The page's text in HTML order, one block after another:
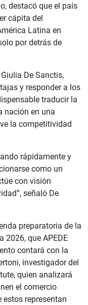
destacó que el país
cápita del
Latina en
por detrás de
De Sanctis,
y responder a los
traducir la
nación en una
la competitividad
rápidamente y
como un
con visión
señaló De
preparatoria de la
2026, que APEDE
contará con la
investigador del
quien analizará
el comercio
representan